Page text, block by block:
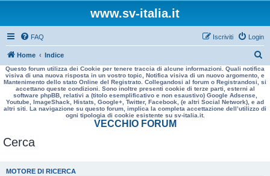
www.sv-italia.it
FAQ Login
Iscriviti
Home Indice
e
r
a
Questo forum utilizza dei Cookie per tenere traccia di alcune informazioni. Quali notifica
visiva di una nuova risposta in un vostro topic, Notifica visiva di un nuovo argomento, e
Mantenimento dello stato Online del Registrato. Collegandosi al forum o Registrandosi, si
accettano queste condizioni. Sono inoltre presenti cookie di terze parti, esterni al
software phpBB, relativi a (titolo esemplificativo e non esaustivo) Google Adsense,
Youtube, ImageShack, Histats, Google+, Twitter, Facebook, (e altri Social Network), e ad
altri siti. La navigazione su questo forum, implica la completa accettazione dell’utilizzo di
ogni tipologia di cookie esistente su sv-italia.it.
VECCHIO FORUM
Cerca
MOTORE DI RICERCA